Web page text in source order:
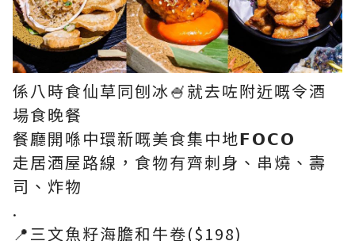
係八時食仙草同刨冰🍧就去咗附近嘅令酒
場食晚餐
餐廳開喺中環新嘅美食集中地𝗙𝗢𝗖𝗢
走居酒屋路線，食物有齊刺身、串燒、壽
司、炸物
.
📍三文魚籽海膽和牛卷($198)